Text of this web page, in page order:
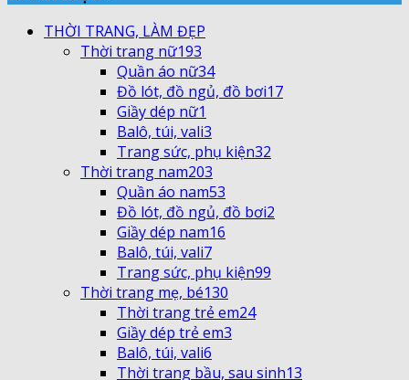
THỜI TRANG, LÀM ĐẸP
Thời trang nữ193
Quần áo nữ34
Đồ lót, đồ ngủ, đồ bơi17
Giầy dép nữ1
Balô, túi, vali3
Trang sức, phụ kiện32
Thời trang nam203
Quần áo nam53
Đồ lót, đồ ngủ, đồ bơi2
Giầy dép nam16
Balô, túi, vali7
Trang sức, phụ kiện99
Thời trang mẹ, bé130
Thời trang trẻ em24
Giầy dép trẻ em3
Balô, túi, vali6
Thời trang bầu, sau sinh13